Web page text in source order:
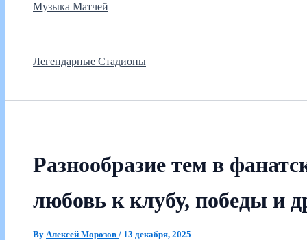
Музыка Матчей
Легендарные Стадионы
Разнообразие тем в
любовь к клубу, победы и
By Алексей Морозов / 13 декабря, 2025